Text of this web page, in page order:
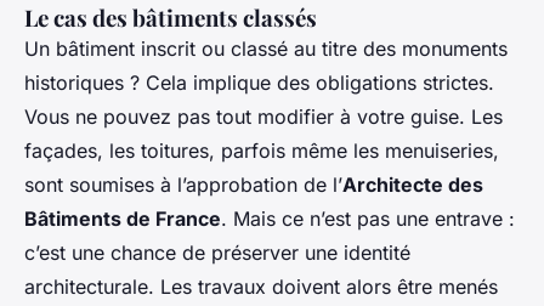
Le cas des bâtiments classés
Un bâtiment inscrit ou classé au titre des monuments
historiques ? Cela implique des obligations strictes.
Vous ne pouvez pas tout modifier à votre guise. Les
façades, les toitures, parfois même les menuiseries,
sont soumises à l’approbation de l’Architecte des
Bâtiments de France. Mais ce n’est pas une entrave :
c’est une chance de préserver une identité
architecturale. Les travaux doivent alors être menés